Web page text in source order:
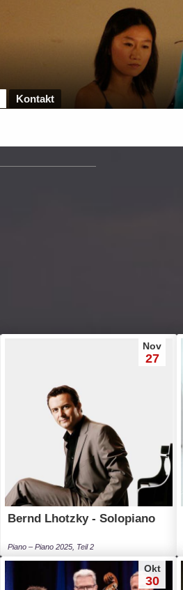
Kontakt
Nov
27
Bernd Lhotzky - Solopiano
Piano – Piano 2025, Teil 2
Okt
30